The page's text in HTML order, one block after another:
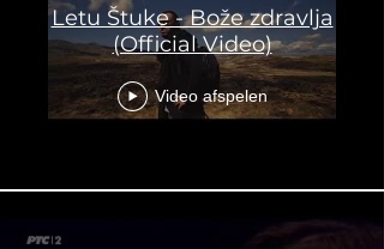
Letu Štuke - Bože zdravlja
(Official Video)
Video afspelen